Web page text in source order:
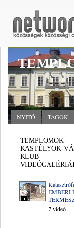
NYITÓ TAGOK
TEMPLOMOK-
KASTÉLYOK-
KLUB
VIDEÓGALÉRIÁI
EMBERI
7 videó